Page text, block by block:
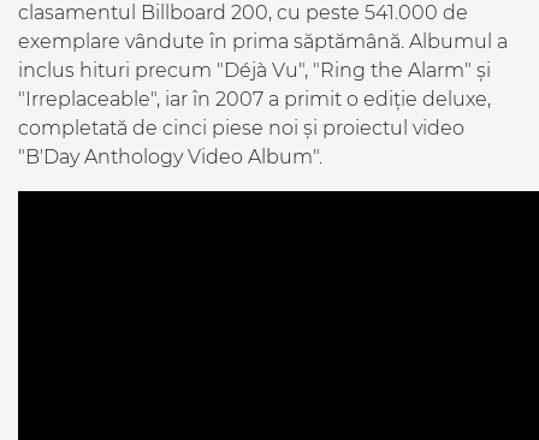
clasamentul Billboard 200, cu peste 541.000 de
exemplare vândute în prima săptămână. Albumul a
inclus hituri precum "Déjà Vu", "Ring the Alarm" și
"Irreplaceable", iar în 2007 a primit o ediție deluxe,
completată de cinci piese noi și proiectul video
"B'Day Anthology Video Album".